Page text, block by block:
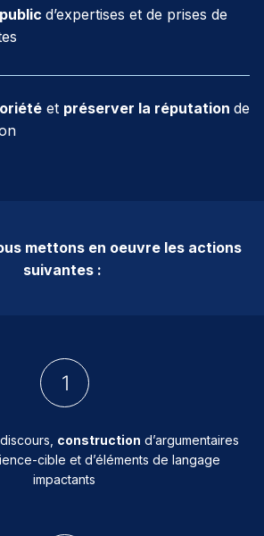
d’expertises et de prises de
et préserver la réputation de
mettons en oeuvre les actions
suivantes :
construction d’argumentaires
cible et d’éléments de langage
impactants